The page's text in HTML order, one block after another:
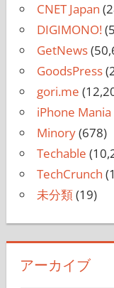
CNET Japan
DIGIMONO!
GetNews
GoodsPress
gori.me
iPhone Mania
Minory(678)
Techable
TechCrunch
未分類(19)
アーカイブ